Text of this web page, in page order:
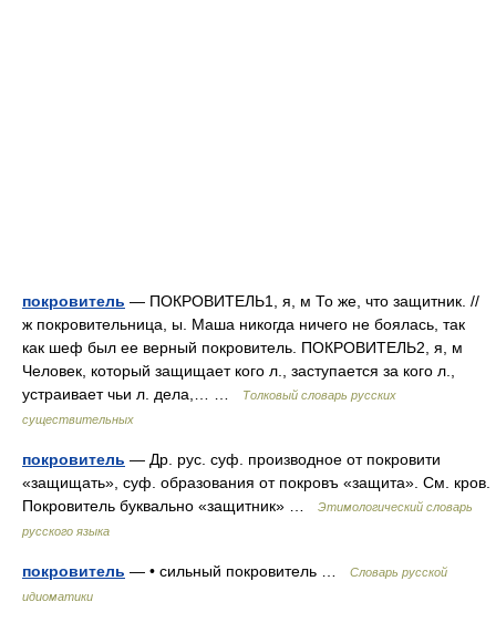
покровитель — ПОКРОВИТЕЛЬ1, я, м То же, что защитник. //
ж покровительница, ы. Маша никогда ничего не боялась, так
как шеф был ее верный покровитель. ПОКРОВИТЕЛЬ2, я, м
Человек, который защищает кого л., заступается за кого л.,
устраивает чьи л. дела,… …
Толковый словарь русских
существительных
покровитель — Др. рус. суф. производное от покровити
«защищать», суф. образования от покровъ «защита». См. кров.
Покровитель буквально «защитник» …
Этимологический словарь
русского языка
покровитель — • сильный покровитель …
Словарь русской
идиоматики